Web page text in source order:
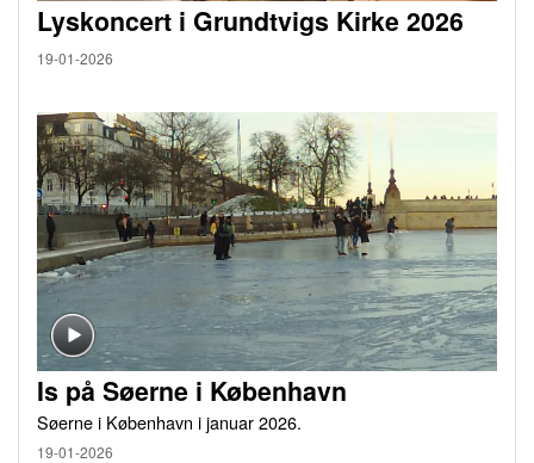
Lyskoncert i Grundtvigs Kirke 2026
19-01-2026
Is på Søerne i København
Søerne i København i januar 2026.
19-01-2026